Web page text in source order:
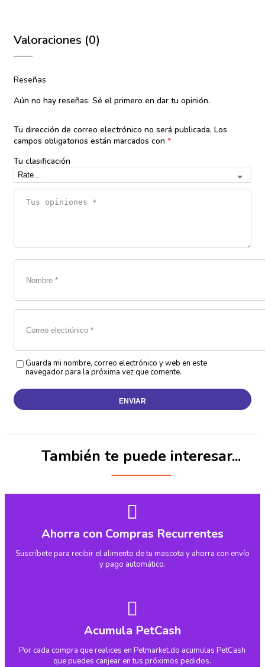
Valoraciones (0)
Reseñas
Aún no hay reseñas. Sé el primero en dar tu opinión.
Tu dirección de correo electrónico no será publicada. Los
campos obligatorios están marcados con *
Tu clasificación
Guarda mi nombre, correo electrónico y web en este
navegador para la próxima vez que comente.
También te puede interesar...
Ahorra con Compras Recurrentes
Suscríbete para recibir el alimento de tu mascota y ahorra con envío
y pago automático.
Acumula PetCash
Por cada compra que realices en Petmarket.do acumulas PetCash
que puedes canjear en tus próximos pedidos.